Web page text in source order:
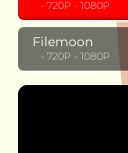
‎ ‎ ‎ - 720P - 1080P
Filemoon
‎ ‎ ‎ - 720P - 1080P